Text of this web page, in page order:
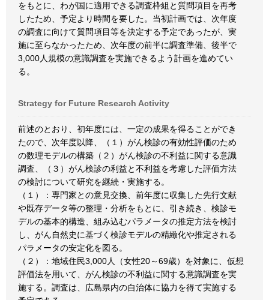
をもとに、わが国に適用できる調査枠組と質問項目を再考
したため、予定より時間を要した。当初計画では、次年度
の調査に向けて質問項目等を決定する予定であったが、実
施に至らなかったため、次年度の前半に調査準備、後半で
3,000人規模の意識調査を実施できるよう計画を進めてい
る。
Strategy for Future Research Activity
前述のとおり、初年度には、一定の成果を得ることができ
たので、次年度以降、（１）がん検診の有効性評価のため
の数理モデルの構築（２）がん検診の不利益に関する意識
調査、（３）がん検診の利益と不利益を考慮した評価方法
の検討について研究を継続・実施する。
（１）：専門家との意見交換、前年度に収集した先行文献
や既存データ等の整理・分析をもとに、引き続き、検診モ
デルの基本的構造、組み込むパラメータの推定方法を検討
し、がん自然史に基づく検診モデルの精緻化や推定される
パラメータの安定化を図る。
（２）：地域住民3,000人（女性20～69歳）を対象に、仮想
評価法を用いて、がん検診の不利益に関する意識調査を実
施する。調査は、広島県内の自治体に協力を得て実施する